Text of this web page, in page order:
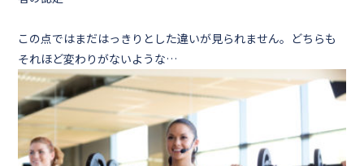
この点ではまだはっきりとした違いが見られません。どちらも
それほど変わりがないような…